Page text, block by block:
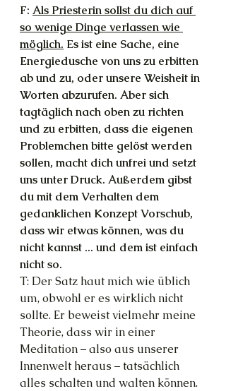
F: Als Priesterin sollst du dich auf
so wenige Dinge verlassen wie
möglich. Es ist eine Sache, eine
Energiedusche von uns zu erbitten
ab und zu, oder unsere Weisheit in
Worten abzurufen. Aber sich
tagtäglich nach oben zu richten
und zu erbitten, dass die eigenen
Problemchen bitte gelöst werden
sollen, macht dich unfrei und setzt
uns unter Druck. Außerdem gibst
du mit dem Verhalten dem
gedanklichen Konzept Vorschub,
dass wir etwas können, was du
nicht kannst ... und dem ist einfach
nicht so.
T: Der Satz haut mich wie üblich
um, obwohl er es wirklich nicht
sollte. Er beweist vielmehr meine
Theorie, dass wir in einer
Meditation – also aus unserer
Innenwelt heraus – tatsächlich
alles schalten und walten können.